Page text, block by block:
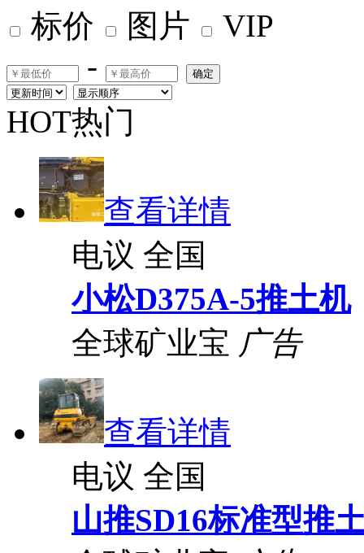
标价
图片
VIP
-
确定
HOT热门
查看详情
电议 全国
小松D375A-5推土机
全球矿业宝 广告
查看详情
电议 全国
山推SD16标准型推